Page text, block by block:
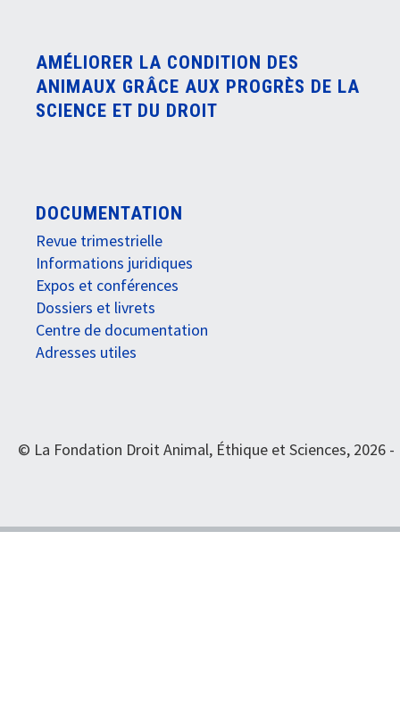
AMÉLIORER LA CONDITION DES
ANIMAUX GRÂCE AUX PROGRÈS DE LA
SCIENCE ET DU DROIT
DOCUMENTATION
Revue trimestrielle
Informations juridiques
Expos et conférences
Dossiers et livrets
Centre de documentation
Adresses utiles
© La Fondation Droit Animal, Éthique et Sciences, 2026 -